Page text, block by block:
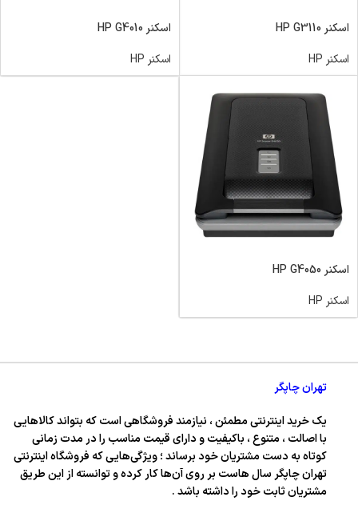
اسکنر HP G3110
اسکنر HP
اسکنر HP G4010
اسکنر HP
اسکنر HP G4050
اسکنر HP
تهران چاپگر
یک خرید اینترنتی مطمئن ، نیازمند فروشگاهی است که بتواند کالاهایی
با اصالت ، متنوع ، باکیفیت و دارای قیمت مناسب را در مدت زمانی
کوتاه به دست مشتریان خود برساند ؛ ویژگی‌هایی که فروشگاه اینترنتی
تهران چاپگر سال‌ هاست بر روی آن‌ها کار کرده و توانسته از این طریق
مشتریان ثابت خود را داشته باشد .